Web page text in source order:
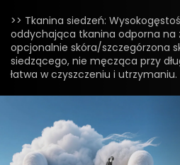
>> Tkanina siedzeń:
oddychająca tkanina odporna na
opcjonalnie skóra/szczegórzona
siedzącego, nie męcząca przy
łatwa w czyszczeniu i utrzymaniu.